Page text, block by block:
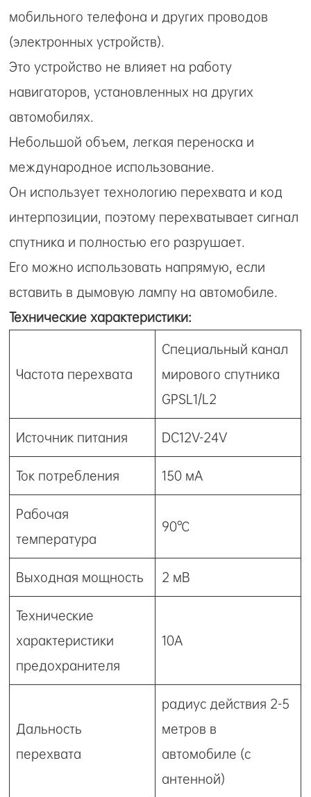
мобильного телефона и других проводов
(электронных устройств).
Это устройство не влияет на работу
навигаторов, установленных на других
автомобилях.
Небольшой объем, легкая переноска и
международное использование.
Он использует технологию перехвата и код
интерпозиции, поэтому перехватывает сигнал
спутника и полностью его разрушает.
Его можно использовать напрямую, если
вставить в дымовую лампу на автомобиле.
Технические характеристики:
Частота перехвата
Специальный канал
мирового спутника
GPSL1/L2
Источник питания DC12V-24V
Ток потребления 150 мА
Рабочая
температура
90℃
Выходная мощность 2 мВ
Технические
характеристики
предохранителя
10A
Дальность
перехвата
радиус действия 2-5
метров в
автомобиле (с
антенной)